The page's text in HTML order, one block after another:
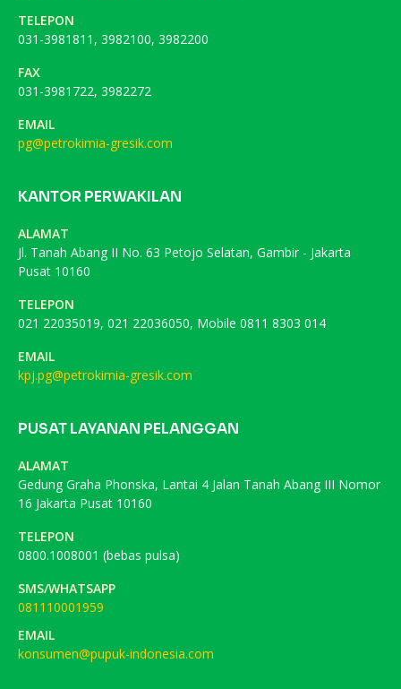
TELEPON
031-3981811, 3982100, 3982200
FAX
031-3981722, 3982272
EMAIL
pg@petrokimia-gresik.com
KANTOR PERWAKILAN
ALAMAT
Jl. Tanah Abang II No. 63 Petojo Selatan, Gambir - Jakarta
Pusat 10160
TELEPON
021 22035019, 021 22036050, Mobile 0811 8303 014
EMAIL
kpj.pg@petrokimia-gresik.com
PUSAT LAYANAN PELANGGAN
ALAMAT
Gedung Graha Phonska, Lantai 4 Jalan Tanah Abang III Nomor
16 Jakarta Pusat 10160
TELEPON
0800.1008001 (bebas pulsa)
SMS/WHATSAPP
081110001959
EMAIL
konsumen@pupuk-indonesia.com